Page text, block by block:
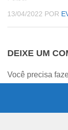
13/04/2022 POR
DEIXE UM
Você precisa